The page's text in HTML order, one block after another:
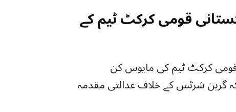
2024 میں پاکستانی قومی کرکٹ ٹیم کے
میں پاکستانی قومی کرکٹ ٹیم کی مایوس کن
گرین شرٹس کے خلاف عدالتی مقدمہ